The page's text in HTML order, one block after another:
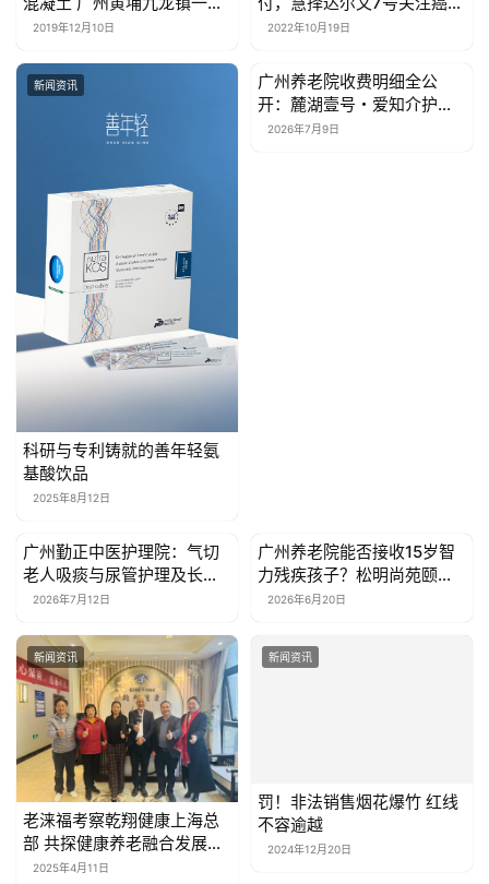
资
关
我
势力被端
2019年12月10日
早诊早治
2022年10月19日
新闻资讯
科研与专利铸就的善年轻氨
基酸饮品
2025年8月12日
新闻资讯
广州养老院收费明细全公
开：麓湖壹号・爱知介护双
人房与失能照护成本解析
2026年7月9日
新闻资讯
广州勤正中医护理院：气切
老人吸痰与尿管护理及长住
参考
2026年7月12日
新闻资讯
广州养老院能否接收15岁智
力残疾孩子？松明尚苑颐养
院给出客观解答
2026年6月20日
新闻资讯
老涞福考察乾翔健康上海总
部 共探健康养老融合发展新
路径
2025年4月11日
新闻资讯
罚！非法销售烟花爆竹 红线
不容逾越